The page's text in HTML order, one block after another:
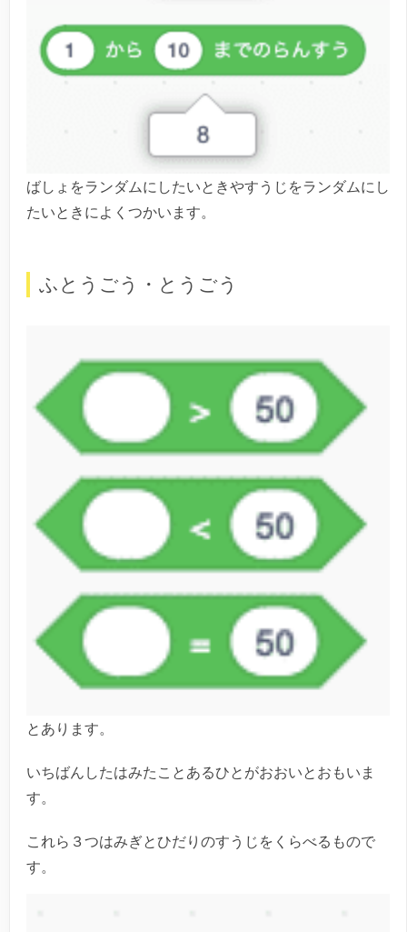
ばしょをランダムにしたいときやすうじをランダムにし
たいときによくつかいます。
ふとうごう・とうごう
とあります。
いちばんしたはみたことあるひとがおおいとおもいま
す。
これら３つはみぎとひだりのすうじをくらべるもので
す。